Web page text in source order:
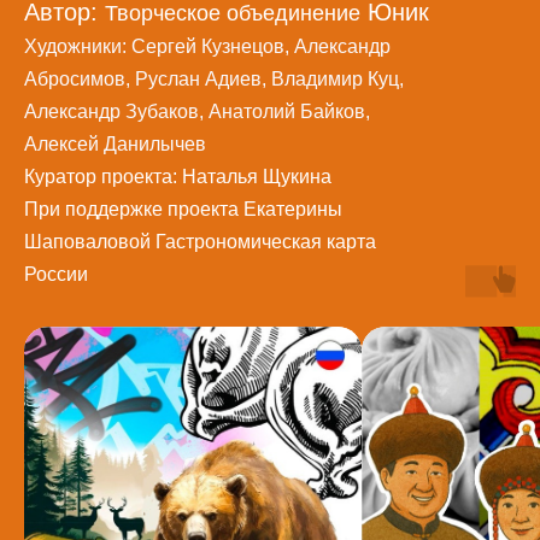
Автор: Творческое объединение Юник
Художники: Сергей Кузнецов, Александр
Абросимов, Руслан Адиев, Владимир Куц,
Александр Зубаков, Анатолий Байков,
Алексей Данилычев
Куратор проекта: Наталья Щукина
При поддержке проекта Екатерины
Шаповаловой Гастрономическая карта
России